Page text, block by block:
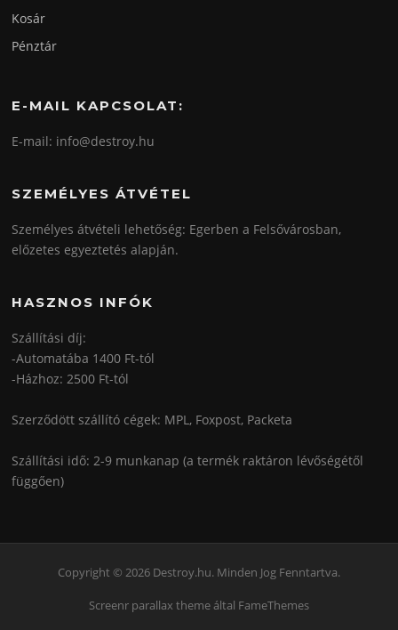
Kosár
Pénztár
E-MAIL KAPCSOLAT:
E-mail: info@destroy.hu
SZEMÉLYES ÁTVÉTEL
Személyes átvételi lehetőség: Egerben a Felsővárosban,
előzetes egyeztetés alapján.
HASZNOS INFÓK
Szállítási díj:
-Automatába 1400 Ft-tól
-Házhoz: 2500 Ft-tól
Szerződött szállító cégek: MPL, Foxpost, Packeta
Szállítási idő: 2-9 munkanap (a termék raktáron lévőségétől
függően)
Copyright © 2026 Destroy.hu. Minden Jog Fenntartva.
Screenr parallax themeáltal FameThemes